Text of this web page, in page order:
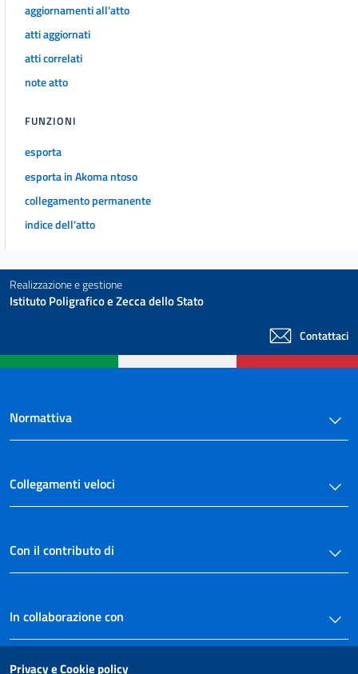
aggiornamenti all'atto
atti aggiornati
atti correlati
note atto
FUNZIONI
esporta
esporta in Akoma ntoso
collegamento permanente
indice dell'atto
Realizzazione e gestione
Istituto Poligrafico e Zecca dello Stato
Contattaci
Normattiva
Collegamenti veloci
Con il contributo di
In collaborazione con
Privacy e Cookie policy